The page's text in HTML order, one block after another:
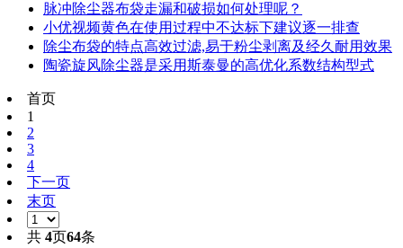
脉冲除尘器布袋走漏和破损如何处理呢？
小优视频黄色在使用过程中不达标下建议逐一排查
除尘布袋的特点高效过滤,易于粉尘剥离及经久耐用效果
陶瓷旋风除尘器是采用斯泰曼的高优化系数结构型式
首页
1
2
3
4
下一页
末页
共 4页64条